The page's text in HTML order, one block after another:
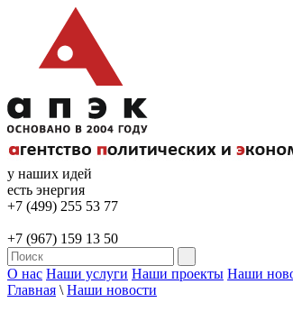
у наших идей
есть энергия
+7 (499) 255 53 77
+7 (967) 159 13 50
О нас Наши услуги Наши проекты Наши
Главная \ Наши новости